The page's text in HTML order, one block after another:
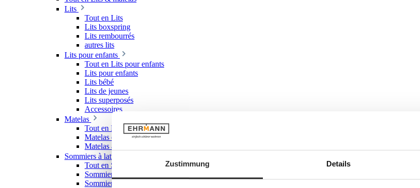
Zustimmung Details
Lits
Tout en Lits
Lits boxspring
Lits rembourrés
autres lits
Lits pour enfants
Tout en Lits pour enfants
Lits pour enfants
Lits bébé
Lits de jeunes
Lits superposés
Accessoires
Matelas
Tout en Matelas
Matelas en mousse froide
Matelas à ressorts
Sommiers à lattes
Tout en Sommiers à lattes
Sommiers à lattes rigides
Sommiers à lattes réglables